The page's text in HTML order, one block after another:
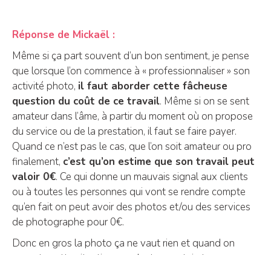
Réponse de Mickaël :
Même si ça part souvent d’un bon sentiment, je pense
que lorsque l’on commence à « professionnaliser » son
activité photo, il faut aborder cette fâcheuse
question du coût de ce travail. Même si on se sent
amateur dans l’âme, à partir du moment où on propose
du service ou de la prestation, il faut se faire payer.
Quand ce n’est pas le cas, que l’on soit amateur ou pro
finalement, c’est qu’on estime que son travail peut
valoir 0€. Ce qui donne un mauvais signal aux clients
ou à toutes les personnes qui vont se rendre compte
qu’en fait on peut avoir des photos et/ou des services
de photographe pour 0€.
Donc en gros la photo ça ne vaut rien et quand on